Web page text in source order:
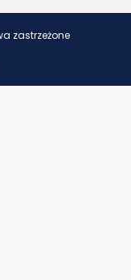
zastrzeżone